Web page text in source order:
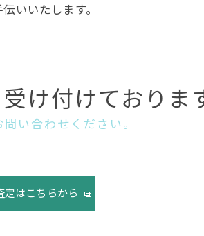
いいたします。
け付けておりま
い合わせください。
定はこちらから